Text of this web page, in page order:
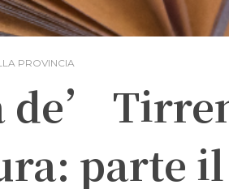
PROVINCIA
de’
parte